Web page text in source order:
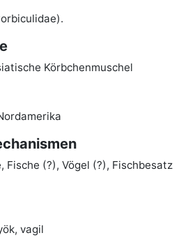
Körbchenmuschel
Fische (?), Vögel (?), Fischbesatz
vagil